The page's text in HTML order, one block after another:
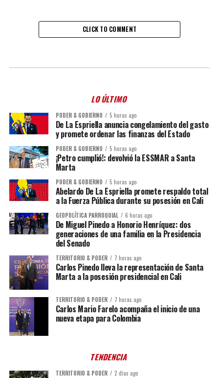
CLICK TO COMMENT
LO ÚLTIMO
PODER & GOBIERNO 5 horas ago
De La Espriella anuncia congelamiento del gasto
y promete ordenar las finanzas del Estado
PODER & GOBIERNO 5 horas ago
¡Petro cumplió!: devolvió la ESSMAR a Santa
Marta
PODER & GOBIERNO 5 horas ago
Abelardo De La Espriella promete respaldo total
a la Fuerza Pública durante su posesión en Cali
GEOPOLÍTICA PARROQUIAL 6 horas ago
De Miguel Pinedo a Honorio Henríquez: dos
generaciones de una familia en la Presidencia
del Senado
TERRITORIO & PODER 7 horas ago
Carlos Pinedo lleva la representación de Santa
Marta a la posesión presidencial en Cali
TERRITORIO & PODER 7 horas ago
Carlos Mario Farelo acompaña el inicio de una
nueva etapa para Colombia
TENDENCIA
TERRITORIO & PODER 2 días ago